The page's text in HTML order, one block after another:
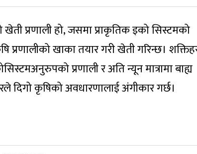
खेती प्रणाली हो, जसमा प्राकृतिक इको सिस्टमको
प्रणालीको खाका तयार गरी खेती गरिन्छ।
प्रणाली र अति न्यून मात्रामा बाह्य
दिगो कृषिको अवधारणालाई अंगीकार गर्छ।